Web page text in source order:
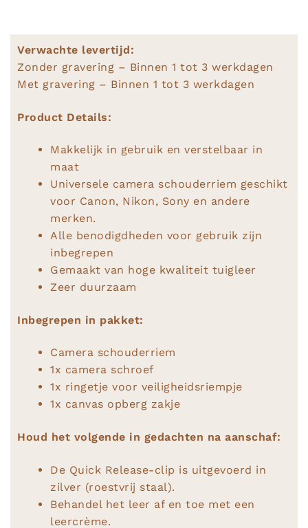
Verwachte levertijd:
Zonder gravering – Binnen 1 tot 3 werkdagen
Met gravering – Binnen 1 tot 3 werkdagen
Product Details:
Makkelijk in gebruik en verstelbaar in
maat
Universele camera schouderriem geschikt
voor Canon, Nikon, Sony en andere
merken.
Alle benodigdheden voor gebruik zijn
inbegrepen
Gemaakt van hoge kwaliteit tuigleer
Zeer duurzaam
Inbegrepen in pakket:
Camera schouderriem
1x camera schroef
1x ringetje voor veiligheidsriempje
1x canvas opberg zakje
Houd het volgende in gedachten na aanschaf:
De Quick Release-clip is uitgevoerd in
zilver (roestvrij staal).
Behandel het leer af en toe met een
leercrème.